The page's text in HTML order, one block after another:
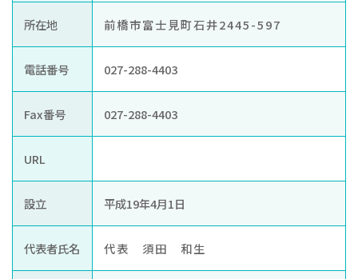
ぐんま住まいの
相談センター
の方へ
利活用・管理
公社に
ついて
採用
情報
入札
情報
所在地 前橋市富士見町石井2445-597
電話番号 027-288-4403
Fax番号 027-288-4403
URL
設立 平成19年4月1日
代表者氏名 代表 須田 和生